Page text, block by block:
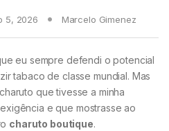
5, 2026 Marcelo Gimenez
eu sempre defendi o potencial
tabaco de classe mundial. Mas
que tivesse a minha
e que mostrasse ao
charuto boutique.